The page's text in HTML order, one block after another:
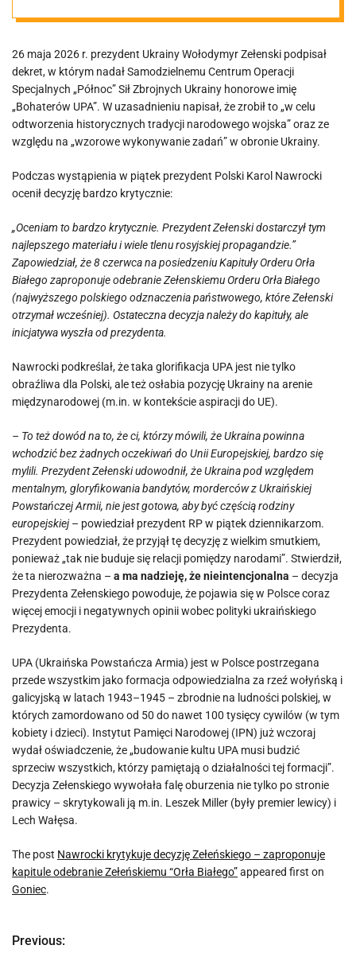
zaproponuje
kapitule
odebranie
Zełeńskiemu
“Orła Białego”
26 maja 2026 r. prezydent Ukrainy Wołodymyr Zełenski podpisał
dekret, w którym nadał Samodzielnemu Centrum Operacji
Specjalnych „Północ” Sił Zbrojnych Ukrainy honorowe imię
„Bohaterów UPA”. W uzasadnieniu napisał, że zrobił to „w celu
odtworzenia historycznych tradycji narodowego wojska” oraz ze
względu na „wzorowe wykonywanie zadań” w obronie Ukrainy.
Podczas wystąpienia w piątek prezydent Polski Karol Nawrocki
ocenił decyzję bardzo krytycznie:
„Oceniam to bardzo krytycznie. Prezydent Zełenski dostarczył tym
najlepszego materiału i wiele tlenu rosyjskiej propagandzie.”
Zapowiedział, że 8 czerwca na posiedzeniu Kapituły Orderu Orła
Białego zaproponuje odebranie Zełenskiemu Orderu Orła Białego
(najwyższego polskiego odznaczenia państwowego, które Zełenski
otrzymał wcześniej). Ostateczna decyzja należy do kapituły, ale
inicjatywa wyszła od prezydenta.
Nawrocki podkreślał, że taka glorifikacja UPA jest nie tylko
obraźliwa dla Polski, ale też osłabia pozycję Ukrainy na arenie
międzynarodowej (m.in. w kontekście aspiracji do UE).
– To też dowód na to, że ci, którzy mówili, że Ukraina powinna
wchodzić bez żadnych oczekiwań do Unii Europejskiej, bardzo się
mylili. Prezydent Zełenski udowodnił, że Ukraina pod względem
mentalnym, gloryfikowania bandytów, morderców z Ukraińskiej
Powstańczej Armii, nie jest gotowa, aby być częścią rodziny
europejskiej – powiedział prezydent RP w piątek dziennikarzom.
Prezydent powiedział, że przyjął tę decyzję z wielkim smutkiem,
ponieważ „tak nie buduje się relacji pomiędzy narodami”. Stwierdził,
że ta nierozważna – a ma nadzieję, że nieintencjonalna – decyzja
Prezydenta Zełenskiego powoduje, że pojawia się w Polsce coraz
więcej emocji i negatywnych opinii wobec polityki ukraińskiego
Prezydenta.
UPA (Ukraińska Powstańcza Armia) jest w Polsce postrzegana
przede wszystkim jako formacja odpowiedzialna za rzeź wołyńską i
galicyjską w latach 1943–1945 – zbrodnie na ludności polskiej, w
których zamordowano od 50 do nawet 100 tysięcy cywilów (w tym
kobiety i dzieci). Instytut Pamięci Narodowej (IPN) już wczoraj
wydał oświadczenie, że „budowanie kultu UPA musi budzić
sprzeciw wszystkich, którzy pamiętają o działalności tej formacji”.
Decyzja Zełenskiego wywołała falę oburzenia nie tylko po stronie
prawicy – skrytykowali ją m.in. Leszek Miller (były premier lewicy) i
Lech Wałęsa.
The post Nawrocki krytykuje decyzję Zełeńskiego – zaproponuje
kapitule odebranie Zełeńskiemu “Orła Białego”appeared first on
Goniec.
N
Previous: